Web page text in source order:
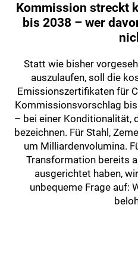
Kommission streckt
bis 2038 – wer
Statt wie bisher
auszulaufen, soll die
Emissionszertifikaten für
Kommissionsvorschlag
– bei einer Konditionalität,
bezeichnen. Für Stahl,
um Milliardenvolumina.
Transformation bereits
ausgerichtet haben,
unbequeme Frage auf: